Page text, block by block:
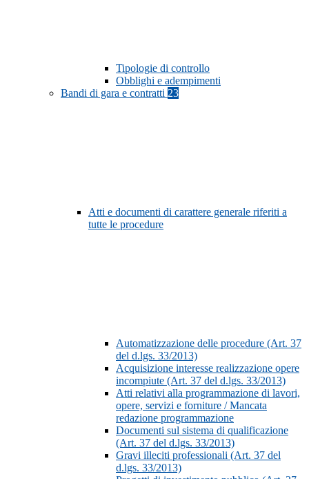
Tipologie di controllo
Obblighi e adempimenti
Bandi di gara e contratti 23
Atti e documenti di carattere generale riferiti a
tutte le procedure
Automatizzazione delle procedure (Art. 37
del d.lgs. 33/2013)
Acquisizione interesse realizzazione opere
incompiute (Art. 37 del d.lgs. 33/2013)
Atti relativi alla programmazione di lavori,
opere, servizi e forniture / Mancata
redazione programmazione
Documenti sul sistema di qualificazione
(Art. 37 del d.lgs. 33/2013)
Gravi illeciti professionali (Art. 37 del
d.lgs. 33/2013)